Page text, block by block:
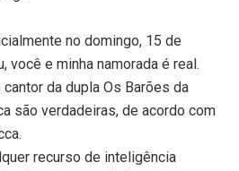
no domingo, 15 de
você e minha namorada é real.
da dupla Os Barões da
são verdadeiras, de acordo com
recurso de inteligência